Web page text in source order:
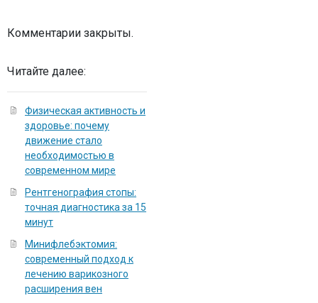
Комментарии закрыты.
Читайте далее:
Физическая активность и
здоровье: почему
движение стало
необходимостью в
современном мире
Рентгенография стопы:
точная диагностика за 15
минут
Минифлебэктомия:
современный подход к
лечению варикозного
расширения вен